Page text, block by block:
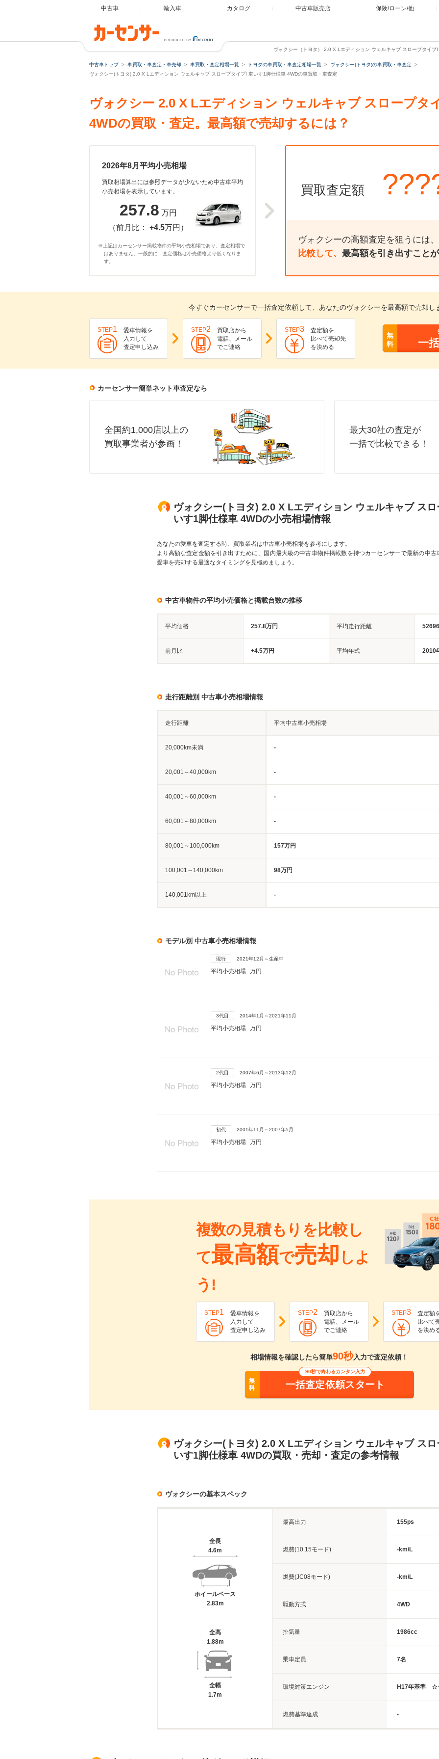
中古車 輸入車 カタログ 中古車販売店 保険/ローン/他
ヴォクシー（トヨタ） 2.0 X Lエディション ウェルキャブ スロープタイ
中古車トップ 車買取・車査定・車売却 車買取・査定相場一覧 トヨタの車買取・車査定相場一覧
ヴォクシー(トヨタ)の車買取・車査定
ヴォクシー(トヨタ) 2.0 X Lエディション ウェルキャブ スロープタイプI 車いす1脚仕様車 4WDの車買取・車査定
ヴォクシー 2.0 X Lエディション ウェルキャブ スロープタ
4WDの買取・査定。最高額で売却するには？
2026年8月平均小売相場
買取相場算出には参照データが少ないため中古車平均
小売相場を表示しています。
257.8 万円
（前月比： +4.5万円）
※上記はカーセンサー掲載物件の平均小売相場であり、査定相場で
はありません。一般的に、査定価格は小売価格より低くなりま
す。
買取査定額
ヴォクシーの高額査定を狙うには、
比較して、 最高額を引き出すことが
今すぐカーセンサーで一括査定依頼して、あなたのヴォクシーを最高額で売却し
STEP1
愛車情報を
入力して
査定申し込み
STEP2
買取店から
電話、メール
でご連絡
STEP3
査定額を
比べて売却先
を決める
無
料
一
カーセンサー簡単ネット車査定なら
全国約1,000店以上の
買取事業者が参画！
最大30社の査定が
一括で比較できる！
ヴォクシー(トヨタ) 2.0 X Lエディション ウェルキャブ ス
いす1脚仕様車 4WDの小売相場情報
あなたの愛車を査定する時、買取業者は中古車小売相場を参考にします。
より高額な査定金額を引き出すために、国内最大級の中古車物件掲載数を持つカーセンサーで最新の中
愛車を売却する最適なタイミングを見極めましょう。
中古車物件の平均小売価格と掲載台数の推移
平均価格 257.8万円 平均走行距離
前月比 +4.5万円 平均年式 2010
走行距離別 中古車小売相場情報
走行距離 平均中古車小売相場
20,000km未満 -
20,001～40,000km -
40,001～60,000km -
60,001～80,000km -
80,001～100,000km 157万円
100,001～140,000km 98万円
140,001km以上 -
モデル別 中古車小売相場情報
現行 2021年12月～生産中
平均小売相場 万円
3代目 2014年1月～2021年11月
平均小売相場 万円
2代目 2007年6月～2013年12月
平均小売相場 万円
初代 2001年11月～2007年5月
平均小売相場 万円
複数の見積もりを比較し
て最高額で売却 しよ
う!
STEP1
愛車情報を
入力して
査定申し込み
STEP2
買取店から
電話、メール
でご連絡
STEP3
査定額
比べて
を決め
相場情報を確認したら簡単90秒入力で査定依頼！
無
料
90秒で終わるカンタン入力
一括査定依頼スタート
ヴォクシー(トヨタ) 2.0 X Lエディション ウェルキャブ ス
いす1脚仕様車 4WDの買取・売却・査定の参考情報
ヴォクシーの基本スペック
全長
4.6m
ホイールベース
2.83m
全高
1.88m
全幅
1.7m
最高出力 155ps
燃費(10.15モード) -km/L
燃費(JC08モード) -km/L
駆動方式 4WD
排気量 1986cc
乗車定員 7名
環境対策エンジン H17年基準
燃費基準達成 -